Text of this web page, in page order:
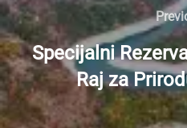
članaka
Specijalni
Raj za